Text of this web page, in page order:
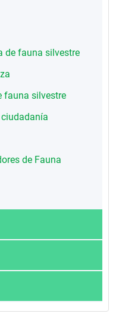
de fauna silvestre
fauna silvestre
de Fauna